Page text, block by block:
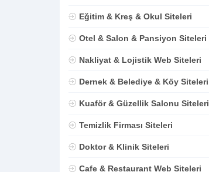
Eğitim & Kreş & Okul Siteleri
Otel & Salon & Pansiyon Siteleri
Nakliyat & Lojistik Web Siteleri
Dernek & Belediye & Köy Siteleri
Kuaför & Güzellik Salonu Siteleri
Temizlik Firması Siteleri
Doktor & Klinik Siteleri
Cafe & Restaurant Web Siteleri